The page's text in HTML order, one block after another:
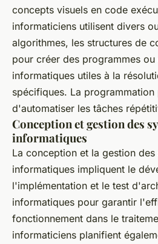
concepts visuels en code
informaticiens utilisent divers
algorithmes, les structures de
pour créer des programmes
informatiques utiles à la
spécifiques. La programmation
d'automatiser les tâches
Conception et gestion des
informatiques
La conception et la gestion des
informatiques impliquent le
l'implémentation et le test
informatiques pour garantir
fonctionnement dans le
informaticiens planifient